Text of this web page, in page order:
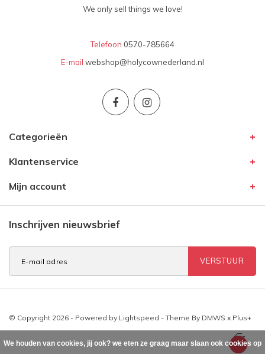
We only sell things we love!
Telefoon 0570-785664
E-mail webshop@holycownederland.nl
Categorieën
Klantenservice
Mijn account
Inschrijven nieuwsbrief
VERSTUUR
© Copyright 2026 - Powered by Lightspeed - Theme By DMWS x Plus+
We houden van cookies, jij ook? we eten ze graag maar slaan ook cookies op